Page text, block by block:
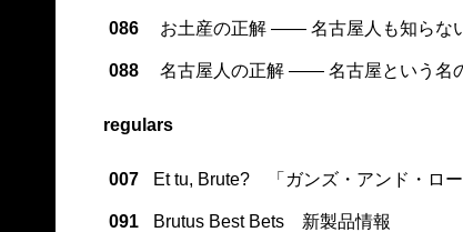
086 お土産の正解 —— 名古屋人も知らな
088 名古屋人の正解 —— 名古屋という名
regulars
007 Et tu, Brute? 「ガンズ・アンド・ロ
091 Brutus Best Bets 新製品情報